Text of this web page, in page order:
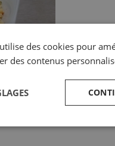
des cookies pour
des contenus